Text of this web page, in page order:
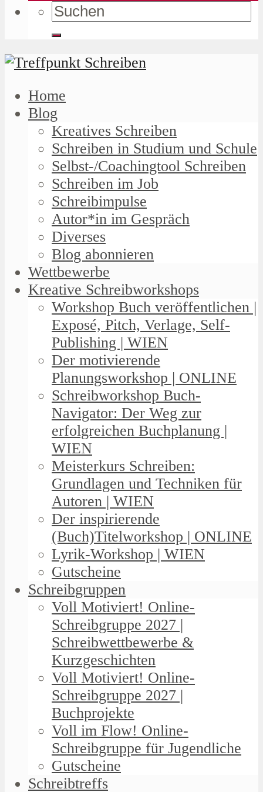
Home
Blog
Kreatives Schreiben
Schreiben in Studium und Schule
Selbst-/Coachingtool Schreiben
Schreiben im Job
Schreibimpulse
Autor*in im Gespräch
Diverses
Blog abonnieren
Wettbewerbe
Kreative Schreibworkshops
Workshop Buch veröffentlichen |
Exposé, Pitch, Verlage, Self-
Publishing | WIEN
Der motivierende
Planungsworkshop | ONLINE
Schreibworkshop Buch-
Navigator: Der Weg zur
erfolgreichen Buchplanung |
WIEN
Meisterkurs Schreiben:
Grundlagen und Techniken für
Autoren | WIEN
Der inspirierende
(Buch)Titelworkshop | ONLINE
Lyrik-Workshop | WIEN
Gutscheine
Schreibgruppen
Voll Motiviert! Online-
Schreibgruppe 2027 |
Schreibwettbewerbe &
Kurzgeschichten
Voll Motiviert! Online-
Schreibgruppe 2027 |
Buchprojekte
Voll im Flow! Online-
Schreibgruppe für Jugendliche
Gutscheine
Schreibtreffs